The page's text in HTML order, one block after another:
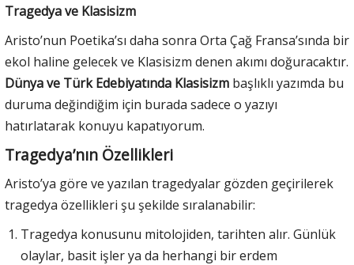
Tragedya ve Klasisizm
Aristo’nun Poetika’sı daha sonra Orta Çağ Fransa’sında bir
ekol haline gelecek ve Klasisizm denen akımı doğuracaktır.
Dünya ve Türk Edebiyatında Klasisizm başlıklı yazımda bu
duruma değindiğim için burada sadece o yazıyı
hatırlatarak konuyu kapatıyorum.
Tragedya’nın Özellikleri
Aristo’ya göre ve yazılan tragedyalar gözden geçirilerek
tragedya özellikleri şu şekilde sıralanabilir:
Tragedya konusunu mitolojiden, tarihten alır. Günlük
olaylar, basit işler ya da herhangi bir erdem